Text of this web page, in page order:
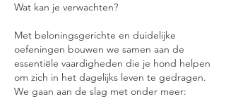
p
n
Wat kan je verwachten?
Met beloningsgerichte en duidelijke
oefeningen bouwen we samen aan de
essentiële vaardigheden die je hond helpen
om zich in het dagelijks leven te gedragen.
We gaan aan de slag met onder meer: